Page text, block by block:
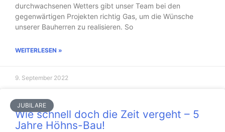
durchwachsenen Wetters gibt unser Team bei den
gegenwärtigen Projekten richtig Gas, um die Wünsche
unserer Bauherren zu realisieren. So
WEITERLESEN »
9. September 2022
JUBILARE
Wie schnell doch die Zeit vergeht – 5
Jahre Höhns-Bau!